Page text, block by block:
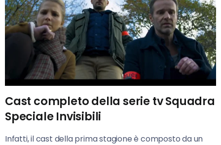
Cast completo della serie tv Squadra
Speciale Invisibili
Infatti, il cast della prima stagione è composto da un